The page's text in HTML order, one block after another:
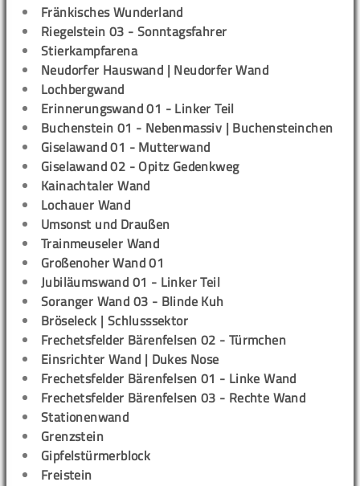
Fränkisches Wunderland
Riegelstein 03 - Sonntagsfahrer
Stierkampfarena
Neudorfer Hauswand | Neudorfer Wand
Lochbergwand
Erinnerungswand 01 - Linker Teil
Buchenstein 01 - Nebenmassiv | Buchensteinchen
Giselawand 01 - Mutterwand
Giselawand 02 - Opitz Gedenkweg
Kainachtaler Wand
Lochauer Wand
Umsonst und Draußen
Trainmeuseler Wand
Großenoher Wand 01
Jubiläumswand 01 - Linker Teil
Soranger Wand 03 - Blinde Kuh
Bröseleck | Schlusssektor
Frechetsfelder Bärenfelsen 02 - Türmchen
Einsrichter Wand | Dukes Nose
Frechetsfelder Bärenfelsen 01 - Linke Wand
Frechetsfelder Bärenfelsen 03 - Rechte Wand
Stationenwand
Grenzstein
Gipfelstürmerblock
Freistein